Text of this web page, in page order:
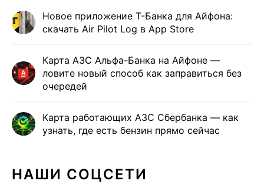
Новое приложение Т-Банка для Айфона:
скачать Air Pilot Log в App Store
Карта АЗС Альфа-Банка на Айфоне —
ловите новый способ как заправиться без
очередей
Карта работающих АЗС Сбербанка — как
узнать, где есть бензин прямо сейчас
НАШИ СОЦСЕТИ